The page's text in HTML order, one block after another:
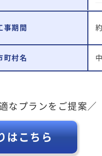
事期間
町村名
なプランをご提案／
はこちら